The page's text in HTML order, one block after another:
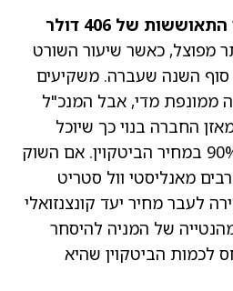
של 406 דולר
מפוצל, כאשר שיעור השורט
ב‑40% מאז סוף השנה שעברה. משקיעים
ממונפת מדי, אבל המנכ"ל
החברה בנוי כך שיוכל
לעמוד גם בקריסה של 90% במחיר הביטקוין. אם השוק
מאנליסטי וול סטריט
לעבר מחיר יעד קונצנזואלי
מהנטייה של המניה להיסחר
לכמות הביטקוין שהיא